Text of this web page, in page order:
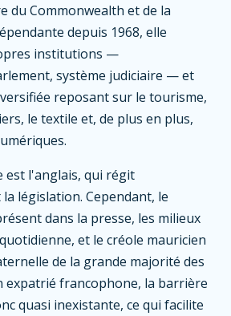
du Commonwealth et de la
depuis 1968, elle
institutions —
système judiciaire — et
reposant sur le tourisme,
le textile et, de plus en plus,
est l'anglais, qui régit
législation. Cependant, le
dans la presse, les milieux
et le créole mauricien
de la grande majorité des
expatrié francophone, la barrière
quasi inexistante, ce qui facilite